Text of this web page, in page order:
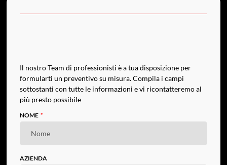
Il nostro Team di professionisti è a tua disposizione per
formularti un preventivo su misura. Compila i campi
sottostanti con tutte le informazioni e vi ricontatteremo al
più presto possibile
NOME
AZIENDA